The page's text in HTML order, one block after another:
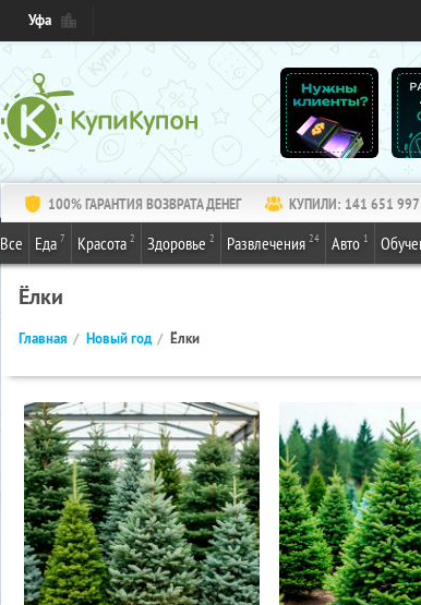
Уфа
100% ГАРАНТИЯ ВОЗВРАТА ДЕНЕГ КУПИЛИ: 141 651 997
Все Еда 7 Красота 2 Здоровье 2 Развлечения 24 Авто 1
Ёлки
Главная Новый год Ёлки